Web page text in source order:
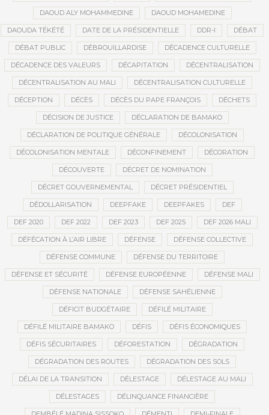
DAOUD ALY MOHAMMEDINE DAOUD MOHAMEDINE
DAOUDA TÉKÉTÉ DATE DE LA PRÉSIDENTIELLE DDR-I DÉBAT
DÉBAT PUBLIC DÉBROUILLARDISE DÉCADENCE CULTURELLE
DÉCADENCE DES VALEURS DÉCAPITATION DÉCENTRALISATION
DÉCENTRALISATION AU MALI DÉCENTRALISATION CULTURELLE
DÉCEPTION DÉCÈS DÉCÈS DU PAPE FRANÇOIS DÉCHETS
DÉCISION DE JUSTICE DÉCLARATION DE BAMAKO
DÉCLARATION DE POLITIQUE GÉNÉRALE DÉCOLONISATION
DÉCOLONISATION MENTALE DÉCONFINEMENT DÉCORATION
DÉCOUVERTE DÉCRET DE NOMINATION
DÉCRET GOUVERNEMENTAL DÉCRET PRÉSIDENTIEL
DÉDOLLARISATION DEEPFAKE DEEPFAKES DEF
DEF 2020 DEF 2022 DEF 2023 DEF 2025 DEF 2026 MALI
DÉFÉCATION À L’AIR LIBRE DÉFENSE DÉFENSE COLLECTIVE
DÉFENSE COMMUNE DÉFENSE DU TERRITOIRE
DÉFENSE ET SÉCURITÉ DÉFENSE EUROPÉENNE DÉFENSE MALI
DÉFENSE NATIONALE DÉFENSE SAHÉLIENNE
DÉFICIT BUDGÉTAIRE DÉFILÉ MILITAIRE
DÉFILÉ MILITAIRE BAMAKO DÉFIS DÉFIS ÉCONOMIQUES
DÉFIS SÉCURITAIRES DÉFORESTATION DÉGRADATION
DÉGRADATION DES ROUTES DÉGRADATION DES SOLS
DÉLAI DE LA TRANSITION DÉLESTAGE DÉLESTAGE AU MALI
DÉLESTAGES DÉLINQUANCE FINANCIÈRE